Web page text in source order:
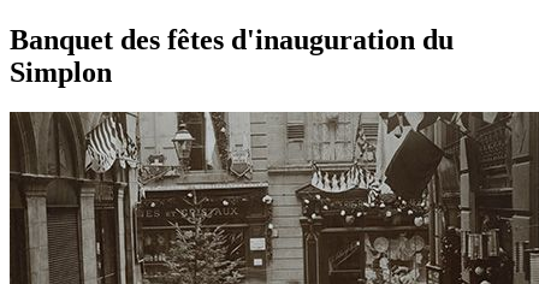
Banquet des fêtes d'inauguration du
Simplon